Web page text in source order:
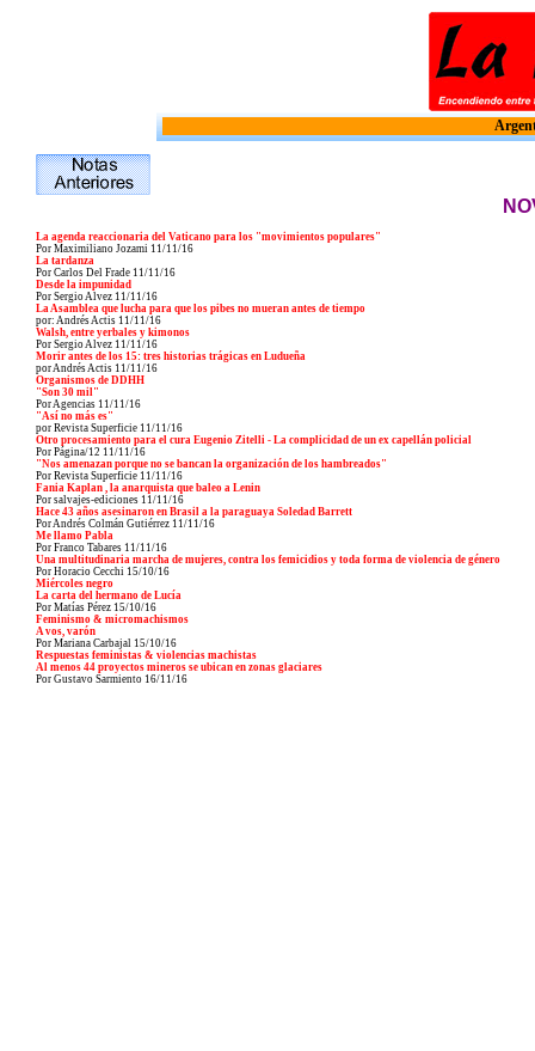
La agenda reaccionaria del Vaticano para los "movimientos populares"
Por Maximiliano Jozami 11/11/16
La tardanza
Por Carlos Del Frade 11/11/16
Desde la impunidad
Por Sergio Alvez 11/11/16
La Asamblea que lucha para que los pibes no mueran antes de tiempo
por: Andrés Actis 11/11/16
Walsh, entre yerbales y kimonos
Por Sergio Alvez 11/11/16
Morir antes de los 15: tres historias trágicas en Ludueña
por Andrés Actis 11/11/16
Organismos de DDHH
"Son 30 mil"
Por Agencias 11/11/16
"Así no más es"
por Revista Superficie 11/11/16
Otro procesamiento para el cura Eugenio Zitelli - La complicidad de un ex capellán policial
Por Página/12 11/11/16
"Nos amenazan porque no se bancan la organización de los hambreados"
Por Revista Superficie 11/11/16
Fania Kaplan , la anarquista que baleo a Lenin
Por salvajes-ediciones 11/11/16
Hace 43 años asesinaron en Brasil a la paraguaya Soledad Barrett
Por Andrés Colmán Gutiérrez 11/11/16
Me llamo Pabla
Por Franco Tabares 11/11/16
Una multitudinaria marcha de mujeres, contra los femicidios y toda forma de violencia de género
Por Horacio Cecchi 15/10/16
Miércoles negro
La carta del hermano de Lucía
Por Matías Pérez 15/10/16
Feminismo & micromachismos
A vos, varón
Por Mariana Carbajal 15/10/16
Respuestas feministas & violencias machistas
Al menos 44 proyectos mineros se ubican en zonas glaciares
Por Gustavo Sarmiento 16/11/16